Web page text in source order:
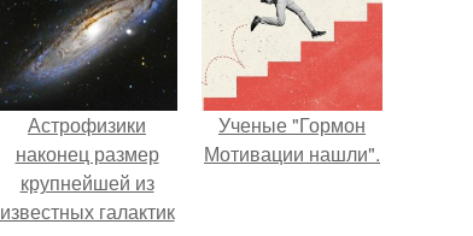
Астрофизики
наконец размер
крупнейшей из
известных галактик
Ученые "Гормон
Мотивации нашли".